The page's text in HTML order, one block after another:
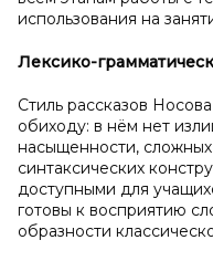
использования на
Лексико-
Стиль рассказов
обиходу: в нём нет
насыщенности,
синтаксических
доступными для
готовы к восприятию
образности